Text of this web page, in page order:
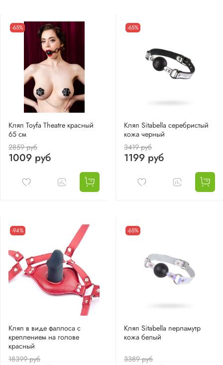
-65%
Кляп Toyfa Theatre красный
65 см
2859 руб
1009 руб
-65%
Кляп Sitabella серебристый
кожа черный
3419 руб
1199 руб
-94%
Кляп в виде фаллоса с
креплением на голове
красный
18399 руб
-65%
Кляп Sitabella перламутр
кожа белый
3389 руб